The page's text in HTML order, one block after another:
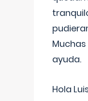
ayuda.
Hola